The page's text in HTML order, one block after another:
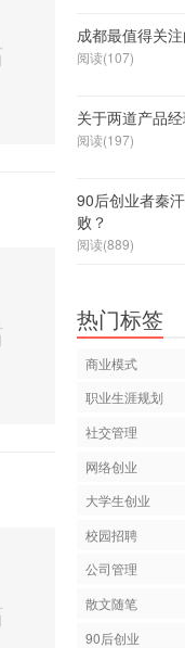
成都最值得关
阅读(107)
关于两道产品
阅读(197)
90后创业者秦
败？
阅读(889)
热门标签
商业模式
职业生涯规划
社交管理
网络创业
大学生创业
校园招聘
公司管理
散文随笔
90后创业